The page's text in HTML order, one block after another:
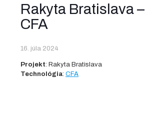
Rakyta Bratislava –
CFA
16. júla 2024
Projekt: Rakyta Bratislava
Technológia: CFA